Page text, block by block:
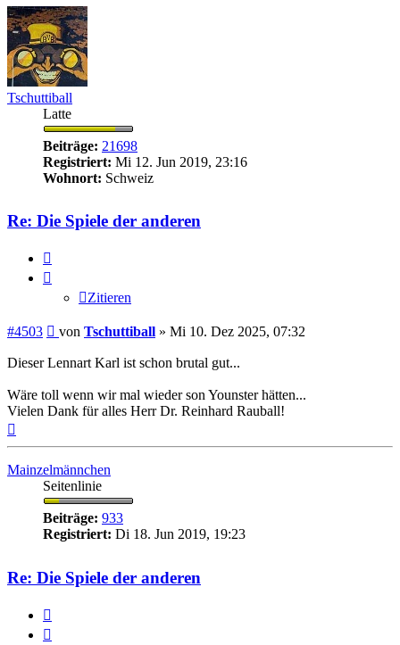
Tschuttiball
Latte
Beiträge: 21698
Registriert: Mi 12. Jun 2019, 23:16
Wohnort: Schweiz
Re: Die Spiele der anderen
Zitieren
#4503 Beitrag
von Tschuttiball » Mi 10. Dez 2025, 07:32
Dieser Lennart Karl ist schon brutal gut...
Wäre toll wenn wir mal wieder son Younster hätten...
Vielen Dank für alles Herr Dr. Reinhard Rauball!
Mainzelmännchen
Seitenlinie
Beiträge: 933
Registriert: Di 18. Jun 2019, 19:23
Re: Die Spiele der anderen